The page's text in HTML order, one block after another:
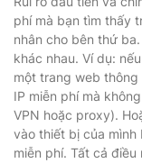
phí mà bạn tìm thấy
nhân cho bên thứ
khác nhau. Ví dụ:
một trang web
IP miễn phí mà
VPN hoặc proxy).
vào thiết bị của
miễn phí. Tất cả